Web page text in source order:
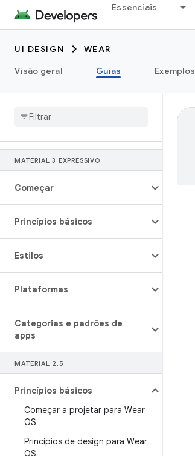
Essenciais
UI DESIGN
WEAR
Visão geral
Guias Exemplos
MATERIAL 3 EXPRESSIVO
Começar
Princípios básicos
Estilos
Plataformas
Categorias e padrões de
apps
MATERIAL 2 . 5
Princípios básicos
Começar a projetar para Wear
OS
Princípios de design para Wear
OS